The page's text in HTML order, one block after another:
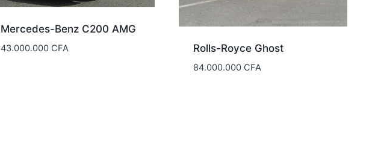
Mercedes-Benz C200 AMG
43.000.000 CFA Rolls-Royce Ghost
84.000.000 CFA